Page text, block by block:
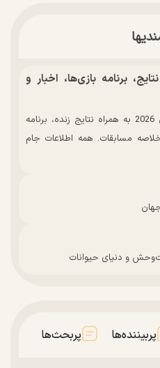
جام جهانی 2026 | نتایج، برنامه بازی‌ها، اخبار و
مشاهده جدول کامل جام جهانی 2026 به همراه نتایج زنده، برنامه
مسابقات. همه اطلاعات جام
و دنیای حیوانات
پربیننده‌ها پربحث‌ها